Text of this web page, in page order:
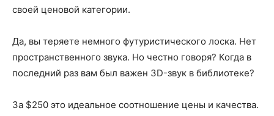
своей ценовой категории.
Да, вы теряете немного футуристического лоска. Нет
пространственного звука. Но честно говоря? Когда в
последний раз вам был важен 3D-звук в библиотеке?
За $250 это идеальное соотношение цены и качества.